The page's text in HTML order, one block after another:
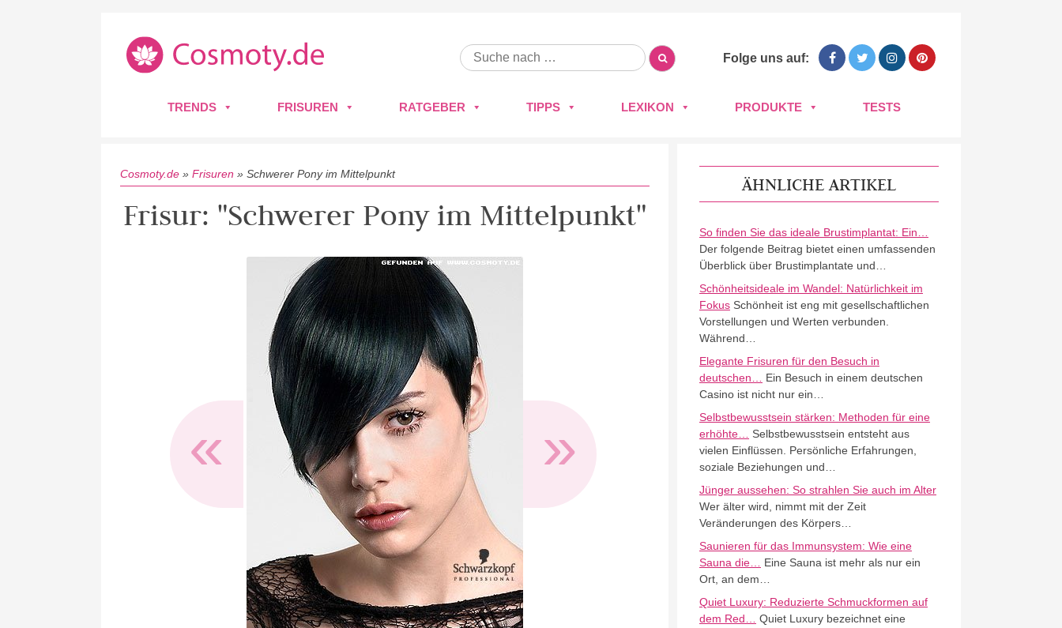
Folge uns auf:
TRENDS FRISUREN RATGEBER TIPPS LEXIKON PRODUKTE TESTS
Cosmoty.de » Frisuren » Schwerer Pony im Mittelpunkt
Frisur: "Schwerer Pony im Mittelpunkt"
« »
ÄHNLICHE ARTIKEL
So finden Sie das ideale Brustimplantat: Ein…
Der folgende Beitrag bietet einen umfassenden
Überblick über Brustimplantate und…
Schönheitsideale im Wandel: Natürlichkeit im
FokusSchönheit ist eng mit gesellschaftlichen
Vorstellungen und Werten verbunden.
Während…
Elegante Frisuren für den Besuch in
deutschen…
Ein Besuch in einem deutschen
Casino ist nicht nur ein…
Selbstbewusstsein stärken: Methoden für eine
erhöhte…
Selbstbewusstsein entsteht aus
vielen Einflüssen. Persönliche Erfahrungen,
soziale Beziehungen und…
Jünger aussehen: So strahlen Sie auch im Alter
Wer älter wird, nimmt mit der Zeit
Veränderungen des Körpers…
Saunieren für das Immunsystem: Wie eine
Sauna die…
Eine Sauna ist mehr als nur ein
Ort, an dem…
Quiet Luxury: Reduzierte Schmuckformen auf
dem Red…
Quiet Luxury bezeichnet eine